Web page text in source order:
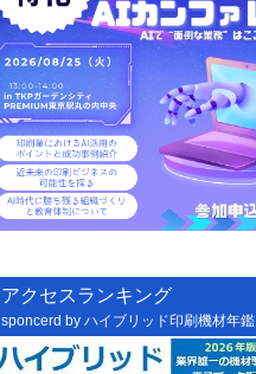
アクセスランキング
sponcerd by ハイブリッド印刷機材年鑑